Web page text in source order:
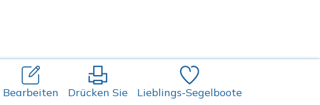
Bearbeiten Drücken Sie Lieblings-Segelboote